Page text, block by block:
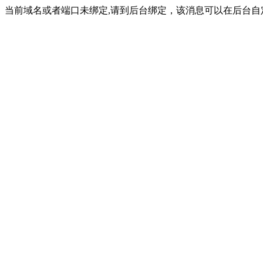
当前域名或者端口未绑定,请到后台绑定，该消息可以在后台自